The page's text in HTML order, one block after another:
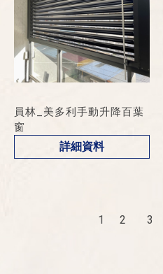
員林_美多利手動升降百葉
窗
詳細資料
1 2 3